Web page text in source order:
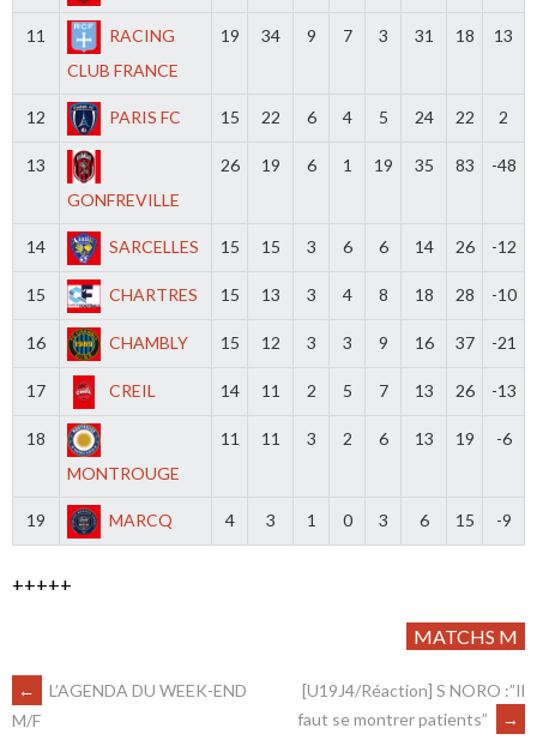
11
RACING
CLUB FRANCE
19 34 9 7 3 31 18 13
12 PARIS FC 15 22 6 4 5 24 22 2
13
GONFREVILLE
26 19 6 1 19 35 83 -48
14 SARCELLES 15 15 3 6 6 14 26 -12
15 CHARTRES 15 13 3 4 8 18 28 -10
16 CHAMBLY 15 12 3 3 9 16 37 -21
17 CREIL 14 11 2 5 7 13 26 -13
18
MONTROUGE
11 11 3 2 6 13 19 -6
19 MARCQ 4 3 1 0 3 6 15 -9
+++++
MATCHS M
←
L’AGENDA DU WEEK-END
M/F
[U19J4/Réaction] S NORO :”Il
faut se montrer patients”
→